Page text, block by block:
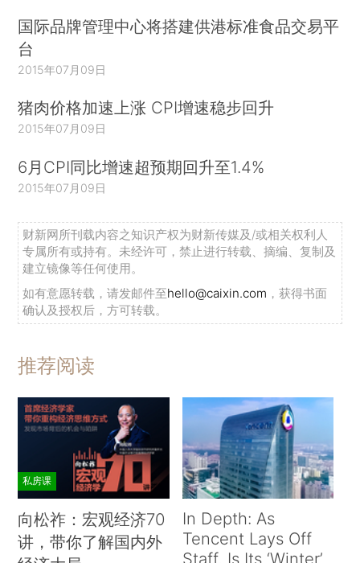
国际品牌管理中心将搭建供港标准食品交易平
台
2015年07月09日
猪肉价格加速上涨 CPI增速稳步回升
2015年07月09日
6月CPI同比增速超预期回升至1.4%
2015年07月09日
财新网所刊载内容之知识产权为财新传媒及/或相关权利人
专属所有或持有。未经许可，禁止进行转载、摘编、复制及
建立镜像等任何使用。
如有意愿转载，请发邮件至hello@caixin.com ，获得书面
确认及授权后，方可转载。
推荐阅读
私房课
向松祚：宏观经济70
讲，带你了解国内外
In Depth: As
Tencent Lays Off
Staff, Is Its ‘Winter’